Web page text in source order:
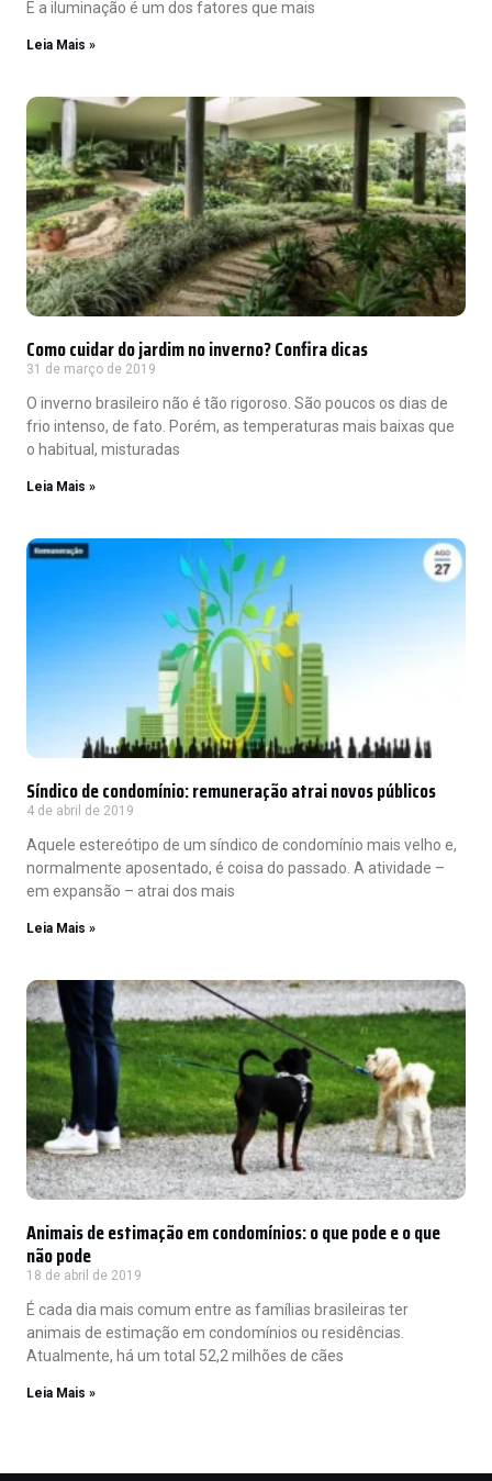
E a iluminação é um dos fatores que mais
Leia Mais »
Como cuidar do jardim no inverno? Confira dicas
31 de março de 2019
O inverno brasileiro não é tão rigoroso. São poucos os dias de
frio intenso, de fato. Porém, as temperaturas mais baixas que
o habitual, misturadas
Leia Mais »
Síndico de condomínio: remuneração atrai novos públicos
4 de abril de 2019
Aquele estereótipo de um síndico de condomínio mais velho e,
normalmente aposentado, é coisa do passado. A atividade –
em expansão – atrai dos mais
Leia Mais »
Animais de estimação em condomínios: o que pode e o que
não pode
18 de abril de 2019
É cada dia mais comum entre as famílias brasileiras ter
animais de estimação em condomínios ou residências.
Atualmente, há um total 52,2 milhões de cães
Leia Mais »